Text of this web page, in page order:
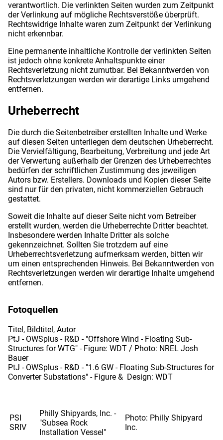
verantwortlich. Die verlinkten Seiten wurden zum Zeitpunkt
der Verlinkung auf mögliche Rechtsverstöße überprüft.
Rechtswidrige Inhalte waren zum Zeitpunkt der Verlinkung
nicht erkennbar.
Eine permanente inhaltliche Kontrolle der verlinkten Seiten
ist jedoch ohne konkrete Anhaltspunkte einer
Rechtsverletzung nicht zumutbar. Bei Bekanntwerden von
Rechtsverletzungen werden wir derartige Links umgehend
entfernen.
Urheberrecht
Die durch die Seitenbetreiber erstellten Inhalte und Werke
auf diesen Seiten unterliegen dem deutschen Urheberrecht.
Die Vervielfältigung, Bearbeitung, Verbreitung und jede Art
der Verwertung außerhalb der Grenzen des Urheberrechtes
bedürfen der schriftlichen Zustimmung des jeweiligen
Autors bzw. Erstellers. Downloads und Kopien dieser Seite
sind nur für den privaten, nicht kommerziellen Gebrauch
gestattet.
Soweit die Inhalte auf dieser Seite nicht vom Betreiber
erstellt wurden, werden die Urheberrechte Dritter beachtet.
Insbesondere werden Inhalte Dritter als solche
gekennzeichnet. Sollten Sie trotzdem auf eine
Urheberrechtsverletzung aufmerksam werden, bitten wir
um einen entsprechenden Hinweis. Bei Bekanntwerden von
Rechtsverletzungen werden wir derartige Inhalte umgehend
entfernen.
Fotoquellen
Titel, Bildtitel, Autor
PtJ - OWSplus - R&D - "Offshore Wind - Floating Sub-
Structures for WTG" - Figure: WDT / Photo: NREL Josh
Bauer
PtJ - OWSplus - R&D - "1.6 GW - Floating Sub-Structures for
Converter Substations" - Figure & Design: WDT
PSI
SRIV
Philly Shipyards, Inc. -
"Subsea Rock
Installation Vessel"
Photo: Philly Shipyard
Inc.